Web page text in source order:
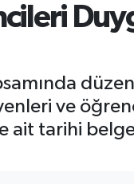
ve
ait tarihi